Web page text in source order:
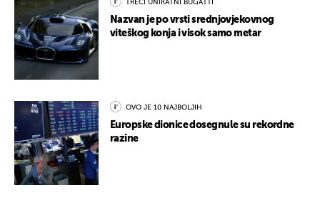
TREĆI UNIKATNI BUGATTI
Nazvan je po vrsti srednjovjekovnog
viteškog konja i visok samo metar
OVO JE 10 NAJBOLJIH
Europske dionice dosegnule su rekordne
razine